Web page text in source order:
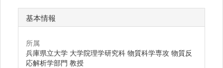
基本情報
所属
兵庫県立大学 大学院理学研究科 物質科学専攻 物質反
応解析学部門 教授